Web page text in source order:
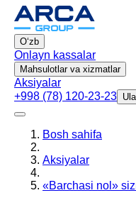
Oʻzb
Onlayn kassalar
Mahsulotlar va xizmatlar
Aksiyalar
+998 (78) 120-23-23
Bosh sahifa
Aksiyalar
«Barchasi nol»